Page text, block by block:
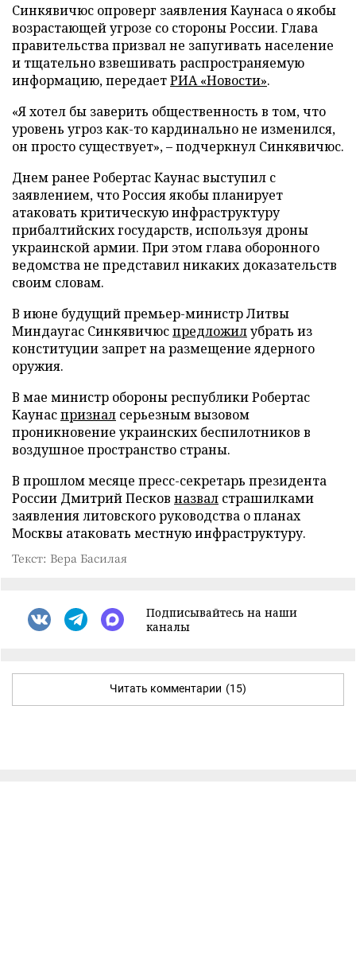
Синкявичюс опроверг заявления Каунаса о якобы
возрастающей угрозе со стороны России. Глава
правительства призвал не запугивать население
и тщательно взвешивать распространяемую
информацию, передаетРИА «Новости».
«Я хотел бы заверить общественность в том, что
уровень угроз как-то кардинально не изменился,
он просто существует», – подчеркнул Синкявичюс.
Днем ранее Робертас Каунас выступил с
заявлением, что Россия якобы планирует
атаковать критическую инфраструктуру
прибалтийских государств, используя дроны
украинской армии. При этом глава оборонного
ведомства не представил никаких доказательств
своим словам.
В июне будущий премьер-министр Литвы
Миндаугас Синкявичюспредложилубрать из
конституции запрет на размещение ядерного
оружия.
В мае министр обороны республики Робертас
Каунаспризнал серьезным вызовом
проникновение украинских беспилотников в
воздушное пространство страны.
В прошлом месяце пресс-секретарь президента
России Дмитрий Песков назвал страшилками
заявления литовского руководства о планах
Москвы атаковать местную инфраструктуру.
Текст: Вера Басилая
Подписывайтесь на наши
каналы
Читать комментарии (15)